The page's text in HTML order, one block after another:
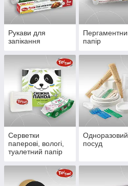
Рукави для
запікання
папір
Серветки
паперові, вологі,
туалетний папір
Одноразовий
посуд